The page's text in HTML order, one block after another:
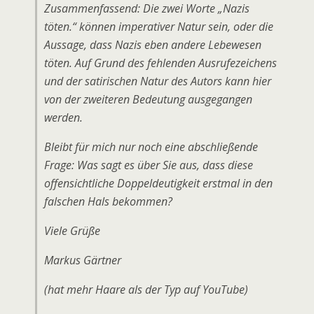
Zusammenfassend: Die zwei Worte „Nazis
töten.“ können imperativer Natur sein, oder die
Aussage, dass Nazis eben andere Lebewesen
töten. Auf Grund des fehlenden Ausrufezeichens
und der satirischen Natur des Autors kann hier
von der zweiteren Bedeutung ausgegangen
werden.
Bleibt für mich nur noch eine abschließende
Frage: Was sagt es über Sie aus, dass diese
offensichtliche Doppeldeutigkeit erstmal in den
falschen Hals bekommen?
Viele Grüße
Markus Gärtner
(hat mehr Haare als der Typ auf YouTube)